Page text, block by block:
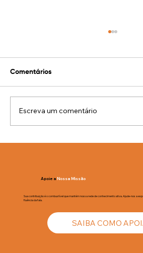
Comentários
Escreva um comentário
Apoie a Nossa Missão
Sua contribuição é o combustível que mantém nossa rede de conhecimento ativa. Ajude-nos a
fluência da fala.
SAIBA COMO